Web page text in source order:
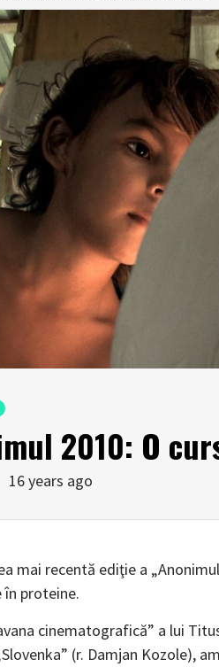
2010: O
16 years ago
mai recentă ediţie a
în proteine.
cinematografică” a lui
(r. Damjan Kozole),